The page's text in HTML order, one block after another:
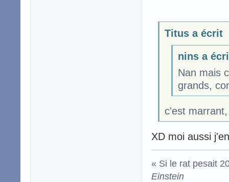
Titus a écrit
nins a
Nan mais
grands,
c'est
XD moi aussi
« Si le rat pesait
Einstein